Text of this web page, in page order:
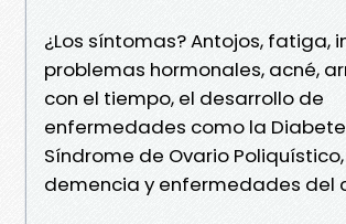
¿Los síntomas? Antojos, fatiga,
problemas hormonales, acné,
con el tiempo, el desarrollo de
enfermedades como la
Síndrome de Ovario
demencia y enfermedades del